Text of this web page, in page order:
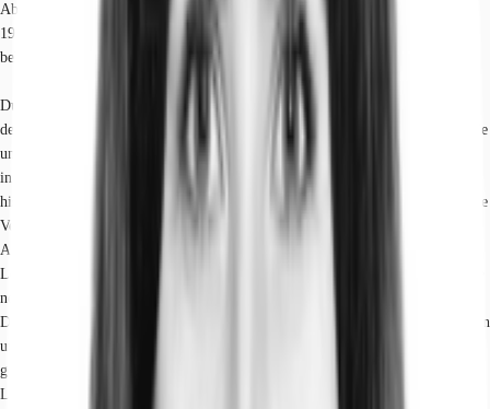
Ab 1904 wurde das Gelände um eine Teppichfabrik erweitert und war von
1950 bis 1992 als Druckerei des Freien Deutschen Gewerkschaftsbundes
beheimatet.
Durch eine umfassende Sanierung und die Wiederherstellung der
denkmalgeschützten Substanz, insbesondere in der historischen Maschinenhalle
und der Remise, wurde das Areal aus seinem Dornröschenschlaf geweckt und
in einen lebendigen Raum für vielfältige Nutzungen verwandelt. Die
historischen Backsteingebäude wurden durch Neubauten ergänzt, wodurch eine
Verbindung von historischer Industriearchitektur und zeitgemäßen
Arbeitswelten entsteht. Das Areal bietet eine vielfältige Mischung aus
Loftbüros mit hohen Decken und modernen, flexibel gestaltbaren Flächen, die
neben klassischen Büronutzungen auch Service- und Lagerflächen umfassen.
Die Mieteinheiten zeichnen sich durch helle Räume, teilweise mit Parkettboden
und voll ausgestatteten Teeküchen, aus. Personen- und Lastenaufzüge
gewährleisten einen barrierefreien Zugang. Der Campus-Charakter der
Liegenschaft fördert eine kommunikative und kreative Arbeitsatmosphäre für